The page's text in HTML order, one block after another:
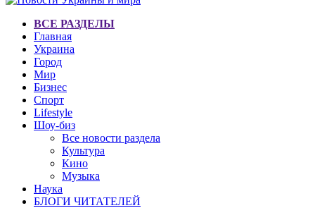
ВСЕ РАЗДЕЛЫ
Главная
Украина
Город
Мир
Бизнес
Спорт
Lifestyle
Шоу-биз
Все новости раздела
Культура
Кино
Музыка
Наука
БЛОГИ ЧИТАТЕЛЕЙ